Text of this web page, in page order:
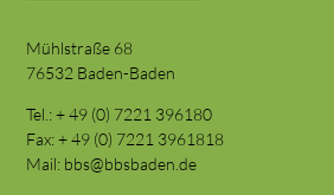
Mühlstraße 68
76532 Baden-Baden
Tel.: + 49 (0) 7221 396180
Fax: + 49 (0) 7221 3961818
Mail: bbs@bbsbaden.de